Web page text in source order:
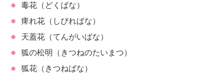
毒花（どくばな）
痺れ花（しびればな）
天蓋花（てんがいばな）
狐の松明（きつねのたいまつ）
狐花（きつねばな）